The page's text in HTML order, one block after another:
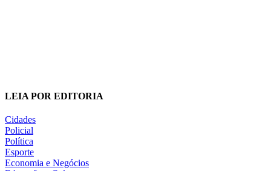
LEIA POR EDITORIA
Cidades
Policial
Política
Esporte
Economia e Negócios